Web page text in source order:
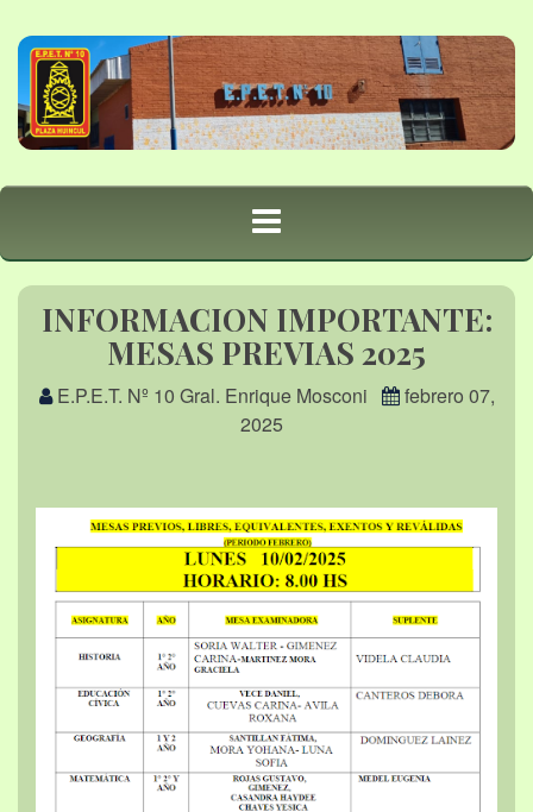
INFORMACION IMPORTANTE:
MESAS PREVIAS 2025
E.P.E.T. Nº 10 Gral. Enrique Mosconi
febrero 07,
2025